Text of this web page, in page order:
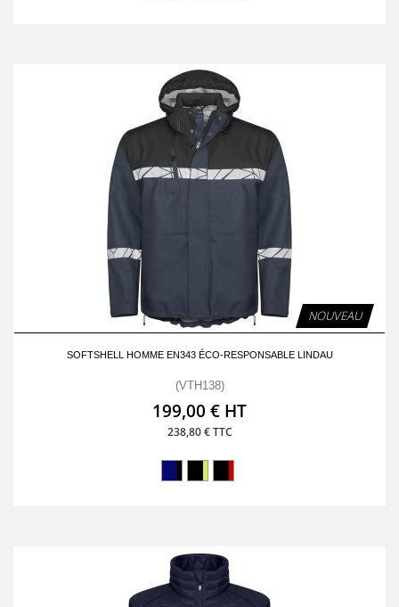
NOUVEAU
SOFTSHELL HOMME EN343 ÉCO-RESPONSABLE LINDAU
(VTH138)
199,00 € HT
238,80 € TTC